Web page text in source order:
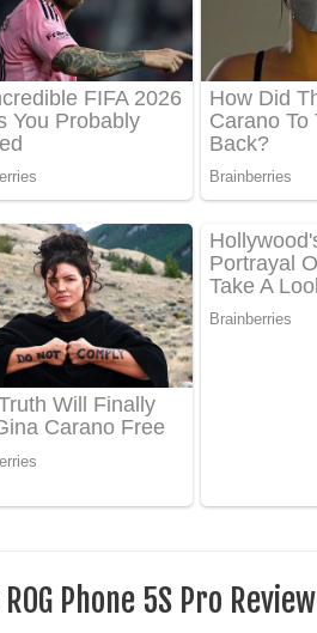
- ආදරේ වැඩි නිසා ගීතයේ පද පෙළ
ගීතයේ පද පෙළ
ගීතයේ පද පෙළ
- තරු යායේ දිලෙනා ගීතයේ පද පෙළ
ඔව් මං සෝසා ගීතයේ පද පෙළ
ආයේ ලංවීලා ගීතයේ පද පෙළ
- ආල පුරන්නට ගීතයේ පද පෙළ
Warren
ගීතයේ පද පෙළ
ගීතයේ පද පෙළ
Phone 5S Pro Review